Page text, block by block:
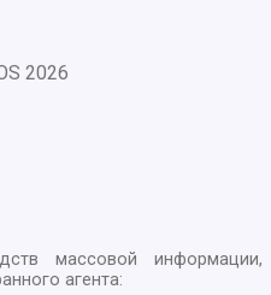
2026
массовой информации,
агента: